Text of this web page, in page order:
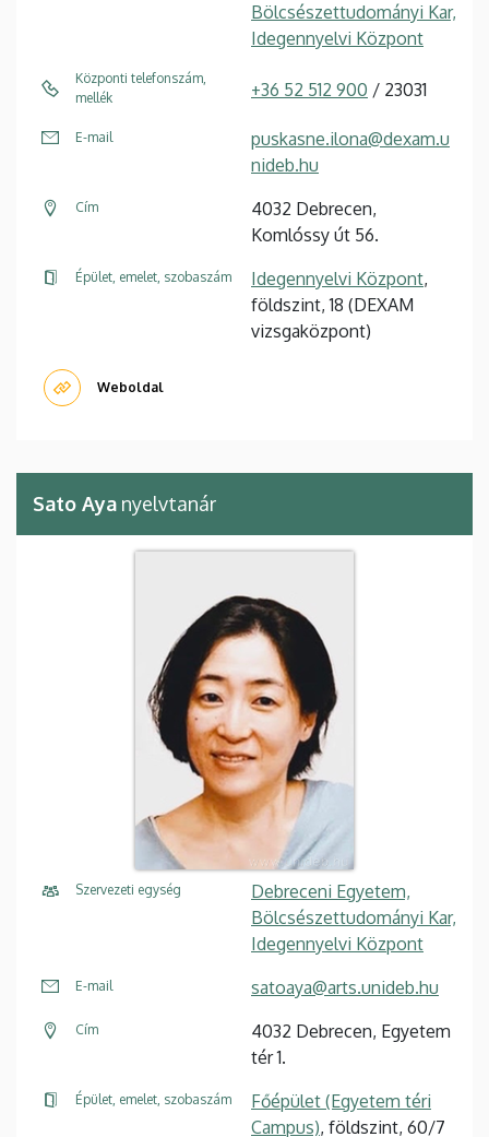
Bölcsészettudományi Kar,
Idegennyelvi Központ
Központi telefonszám,
mellék
+36 52 512 900 / 23031
E-mail
puskasne.ilona@dexam.u
nideb.hu
Cím
4032 Debrecen,
Komlóssy út 56.
Épület, emelet, szobaszám Idegennyelvi Központ,
földszint, 18 (DEXAM
vizsgaközpont)
Weboldal
Sato Aya nyelvtanár
Szervezeti egység
Debreceni Egyetem,
Bölcsészettudományi Kar,
Idegennyelvi Központ
E-mail satoaya@arts.unideb.hu
Cím
4032 Debrecen, Egyetem
tér 1.
Épület, emelet, szobaszám
Főépület (Egyetem téri
Campus), földszint, 60/7